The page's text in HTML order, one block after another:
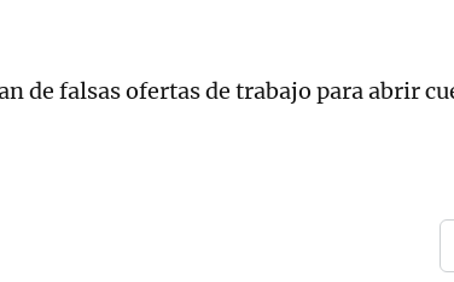
de falsas ofertas de trabajo para abrir